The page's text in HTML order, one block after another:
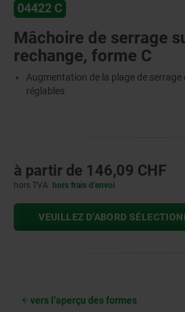
04422 C
Mâchoire de serrage
rechange, forme C
Augmentation de la plage de
réglables
à partir de 146,09 CHF
hors TVA hors frais d’envoi
VEUILLEZ D’ABORD
vers l’aperçu des formes